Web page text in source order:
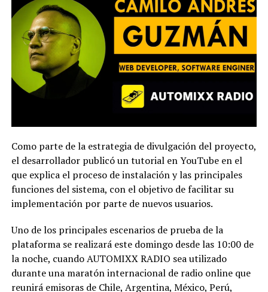
Como parte de la estrategia de divulgación del proyecto,
el desarrollador publicó un tutorial en YouTube en el
que explica el proceso de instalación y las principales
funciones del sistema, con el objetivo de facilitar su
implementación por parte de nuevos usuarios.
Uno de los principales escenarios de prueba de la
plataforma se realizará este domingo desde las 10:00 de
la noche, cuando AUTOMIXX RADIO sea utilizado
durante una maratón internacional de radio online que
reunirá emisoras de Chile, Argentina, México, Perú,